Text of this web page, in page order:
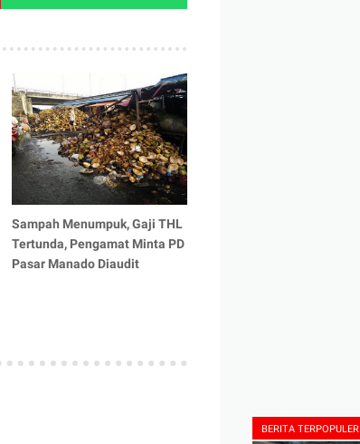
Sampah Menumpuk, Gaji THL
Tertunda, Pengamat Minta PD
Pasar Manado Diaudit
BERITA TERPOPULER